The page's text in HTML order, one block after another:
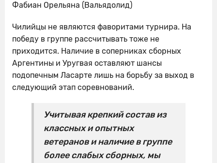
Фабиан Орельяна (Вальядолид)
Чилийцы не являются фаворитами турнира. На
победу в группе рассчитывать тоже не
приходится. Наличие в соперниках сборных
Аргентины и Уругвая оставляют шансы
подопечным Ласарте лишь на борьбу за выход в
следующий этап соревнований.
Учитывая крепкий состав из
классных и опытных
ветеранов и наличие в группе
более слабых сборных, мы